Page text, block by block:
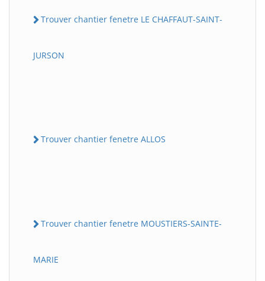
Trouver chantier fenetre LE CHAFFAUT-SAINT-
JURSON
Trouver chantier fenetre ALLOS
Trouver chantier fenetre MOUSTIERS-SAINTE-
MARIE